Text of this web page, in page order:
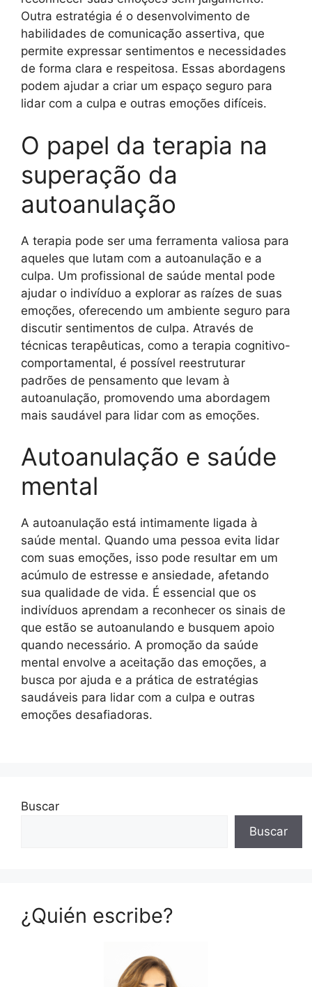
Outra estratégia é o desenvolvimento de
habilidades de comunicação assertiva, que
permite expressar sentimentos e necessidades
de forma clara e respeitosa. Essas abordagens
podem ajudar a criar um espaço seguro para
lidar com a culpa e outras emoções difíceis.
O papel da terapia na
superação da
autoanulação
A terapia pode ser uma ferramenta valiosa para
aqueles que lutam com a autoanulação e a
culpa. Um profissional de saúde mental pode
ajudar o indivíduo a explorar as raízes de suas
emoções, oferecendo um ambiente seguro para
discutir sentimentos de culpa. Através de
técnicas terapêuticas, como a terapia cognitivo-
comportamental, é possível reestruturar
padrões de pensamento que levam à
autoanulação, promovendo uma abordagem
mais saudável para lidar com as emoções.
Autoanulação e saúde
mental
A autoanulação está intimamente ligada à
saúde mental. Quando uma pessoa evita lidar
com suas emoções, isso pode resultar em um
acúmulo de estresse e ansiedade, afetando
sua qualidade de vida. É essencial que os
indivíduos aprendam a reconhecer os sinais de
que estão se autoanulando e busquem apoio
quando necessário. A promoção da saúde
mental envolve a aceitação das emoções, a
busca por ajuda e a prática de estratégias
saudáveis para lidar com a culpa e outras
emoções desafiadoras.
Buscar
Buscar
¿Quién escribe?